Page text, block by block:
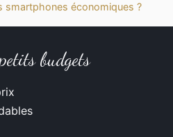
smartphones économiques ?
budgets